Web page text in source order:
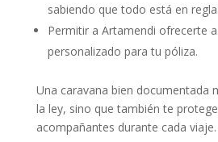
sabiendo que todo está en regla.
Permitir a Artamendi ofrecerte
personalizado para tu póliza.
Una caravana bien documentada
la ley, sino que también te
acompañantes durante cada viaje.